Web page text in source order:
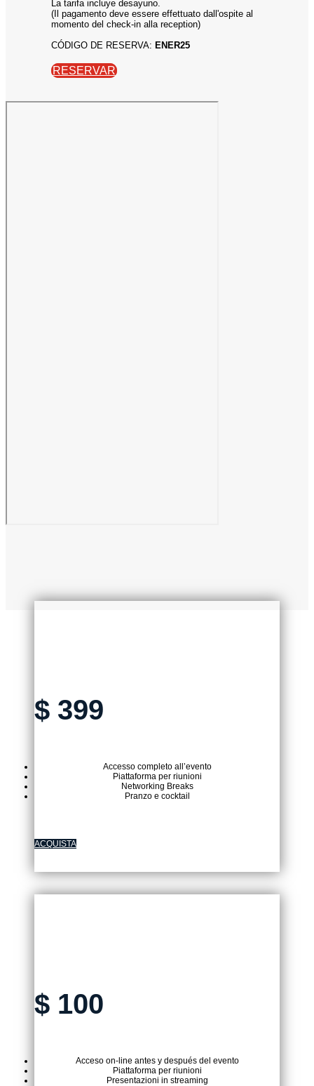
La tarifa incluye desayuno.
(Il pagamento deve essere effettuato dall'ospite al
momento del check-in alla reception)
CÓDIGO DE RESERVA: ENER25
RESERVAR
$ 399
Accesso completo all’evento
Piattaforma per riunioni
Networking Breaks
Pranzo e cocktail
ACQUISTA
$ 100
Acceso on-line antes y después del evento
Piattaforma per riunioni
Presentazioni in streaming